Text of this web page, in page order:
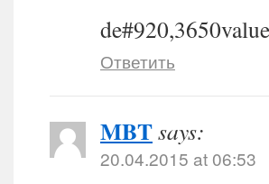
Ответить
MBTsays:
20.04.2015 at 06:53